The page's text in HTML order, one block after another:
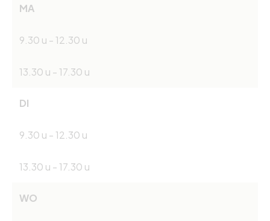
MA
9.30 u - 12.30 u
13.30 u - 17.30 u
DI
9.30 u - 12.30 u
13.30 u - 17.30 u
WO